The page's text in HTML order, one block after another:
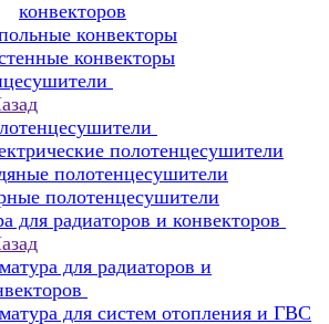
конвекторов
конвекторы
конвекторы
полотенцесушители
полотенцесушители
полотенцесушители
для радиаторов и конвекторов
для радиаторов и
для систем отопления и ГВС